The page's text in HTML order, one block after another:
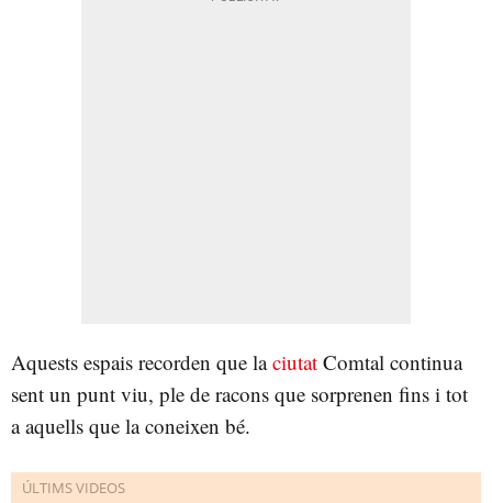
Aquests espais recorden que laciutat Comtal continua
sent un punt viu, ple de racons que sorprenen fins i tot
a aquells que la coneixen bé.